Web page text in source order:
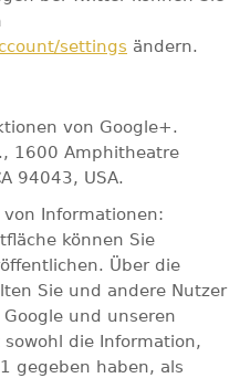
settings ändern.
von Google+.
1600 Amphitheatre
94043, USA.
Informationen:
können Sie
Über die
Sie und andere Nutzer
und unseren
die Information,
gegeben haben, als